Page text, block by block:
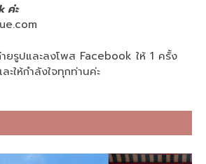
ค่ะ
ยรูปและลงโพส Facebook ให้ 1 ครั้ง
ให้กำลังใจทุกท่านค่ะ